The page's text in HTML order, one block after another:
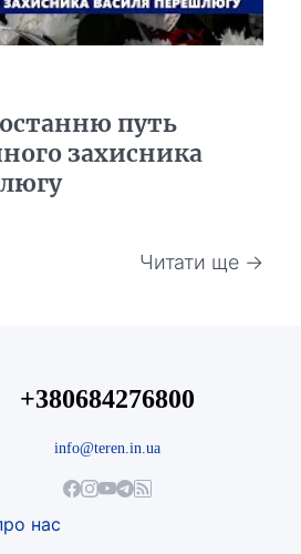
путь
захисника
Читати ще →
+380684276800
info@teren.in.ua
нас